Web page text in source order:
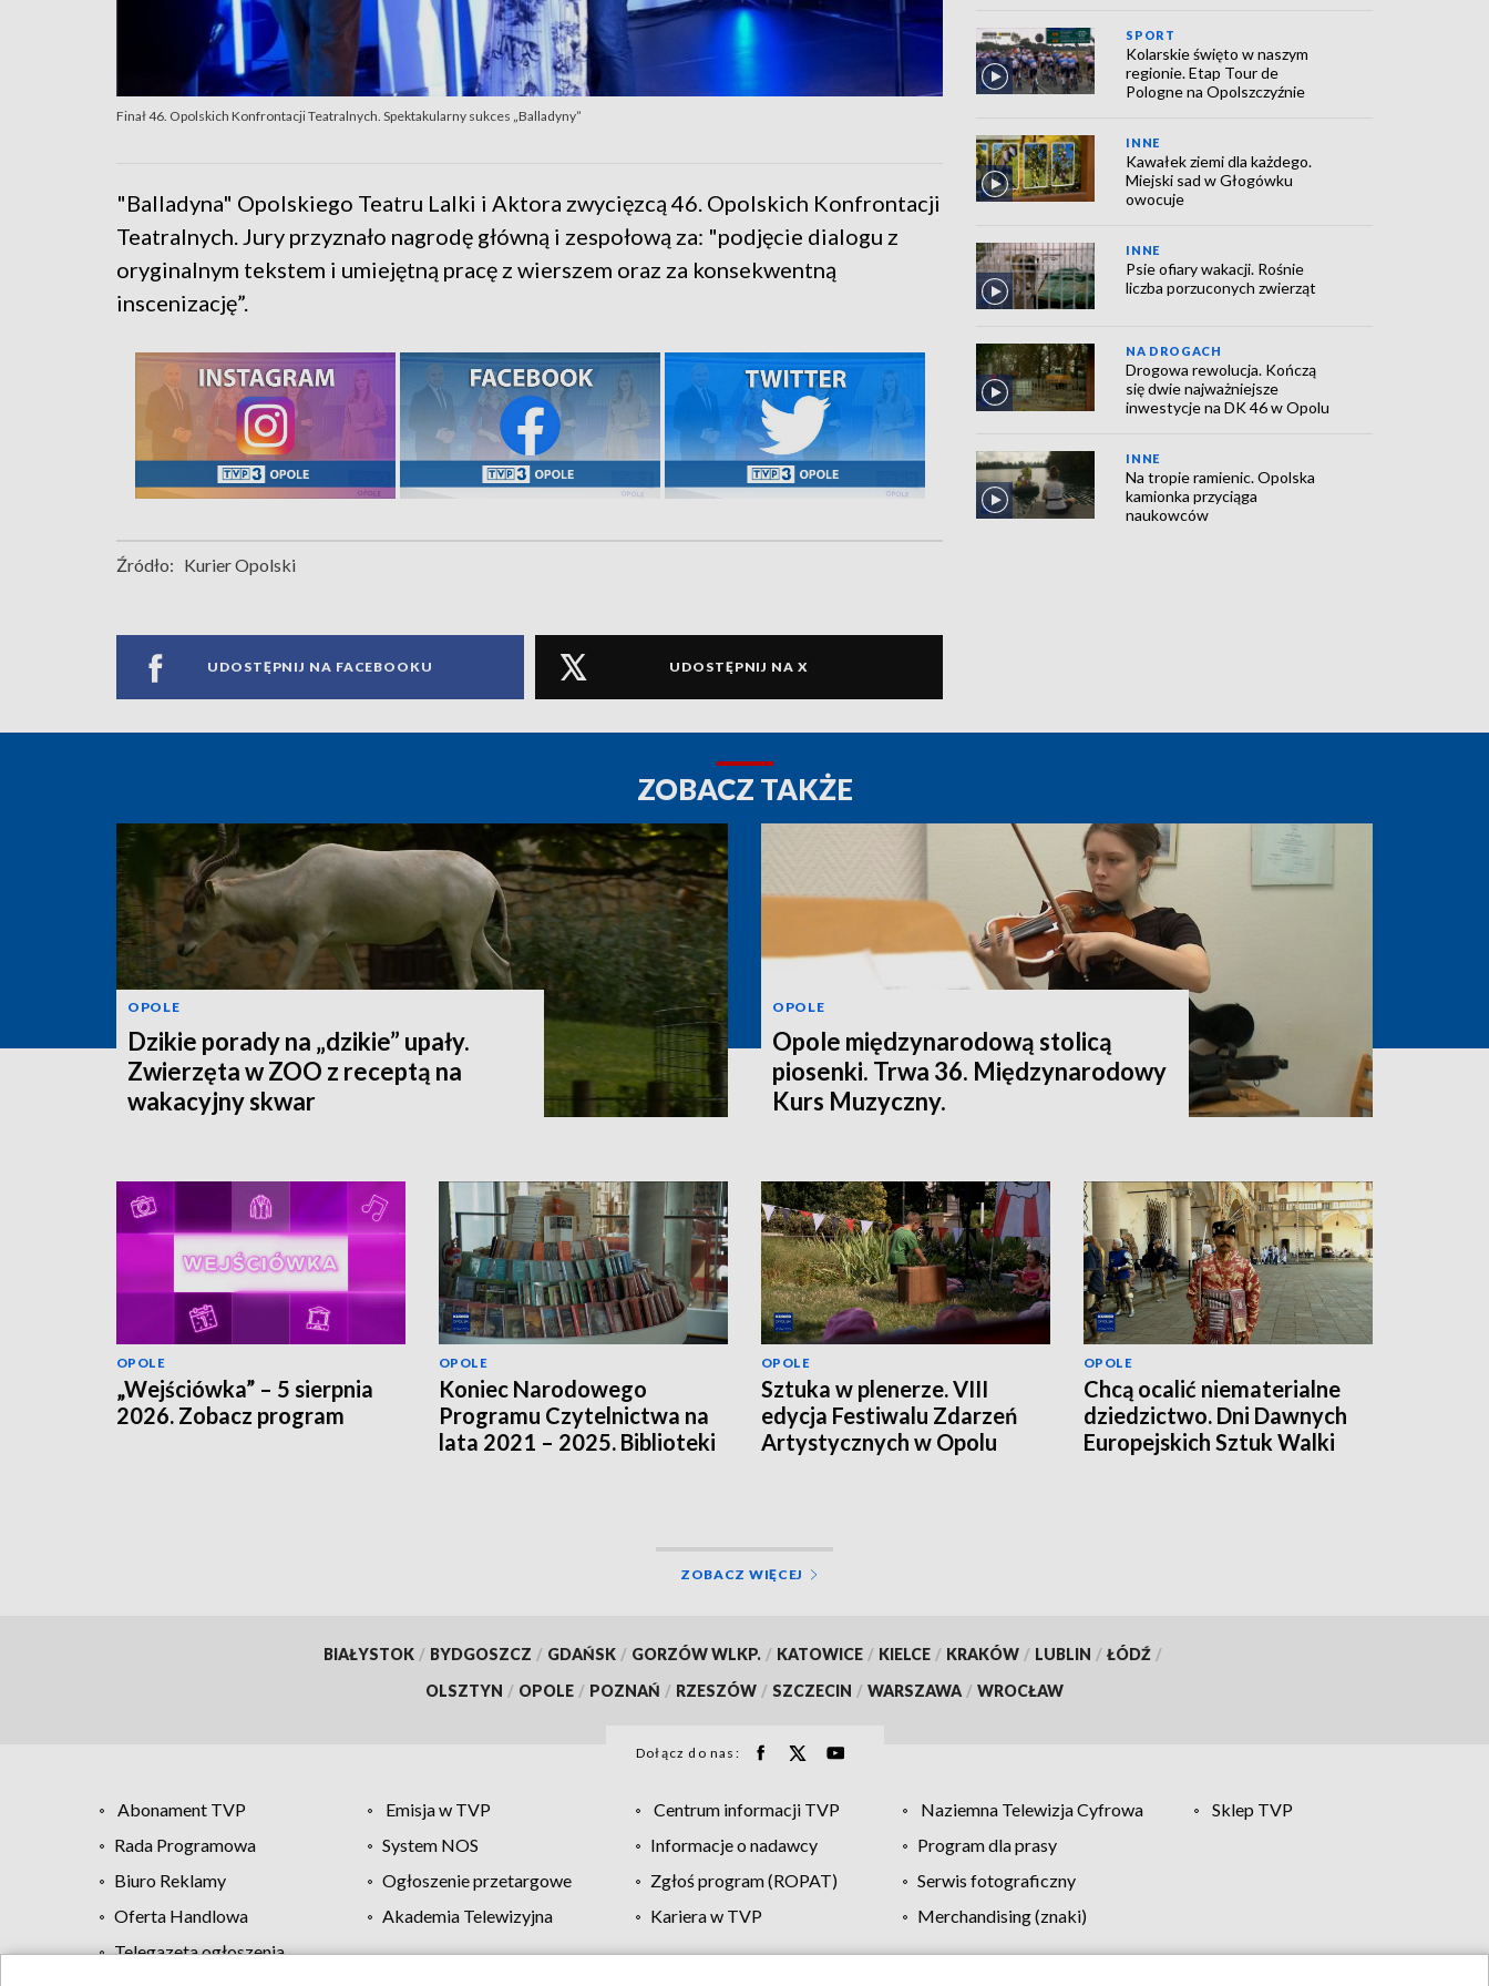
Finał 46. Opolskich Konfrontacji Teatralnych. Spektakularny sukces „Balladyny”
"Balladyna" Opolskiego Teatru Lalki i Aktora zwycięzcą 46. Opolskich Konfrontacji
Teatralnych. Jury przyznało nagrodę główną i zespołową za: "podjęcie dialogu z
oryginalnym tekstem i umiejętną pracę z wierszem oraz za konsekwentną
inscenizację”.
Źródło: Kurier Opolski
UDOSTĘPNIJ NA FACEBOOKU UDOSTĘPNIJ NA X
SPORT
Kolarskie święto w naszym
regionie. Etap Tour de
Pologne na Opolszczyźnie
INNE
Kawałek ziemi dla każdego.
Miejski sad w Głogówku
owocuje
INNE
Psie ofiary wakacji. Rośnie
liczba porzuconych zwierząt
NA DROGACH
Drogowa rewolucja. Kończą
się dwie najważniejsze
inwestycje na DK 46 w Opolu
INNE
Na tropie ramienic. Opolska
kamionka przyciąga
naukowców
ZOBACZ TAKŻE
OPOLE
Dzikie porady na „dzikie” upały.
Zwierzęta w ZOO z receptą na
wakacyjny skwar
OPOLE
Opole międzynarodową stolicą
piosenki. Trwa 36. Międzynarodowy
Kurs Muzyczny.
OPOLE
„Wejściówka” – 5 sierpnia
2026. Zobacz program
OPOLE
Koniec Narodowego
Programu Czytelnictwa na
lata 2021 – 2025. Biblioteki
OPOLE
Sztuka w plenerze. VIII
edycja Festiwalu Zdarzeń
Artystycznych w Opolu
OPOLE
Chcą ocalić niematerialne
dziedzictwo. Dni Dawnych
Europejskich Sztuk Walki
ZOBACZ WIĘCEJ
BIAŁYSTOK / BYDGOSZCZ / GDAŃSK / GORZÓW WLKP. / KATOWICE / KIELCE / KRAKÓW / LUBLIN / ŁÓDŹ /
OLSZTYN / OPOLE / POZNAŃ / RZESZÓW / SZCZECIN / WARSZAWA / WROCŁAW
Dołącz do nas:
Abonament TVP Emisja w TVP Centrum informacji TVP Naziemna Telewizja Cyfrowa
Sklep TVP
Rada Programowa
System NOS Informacje o nadawcy
Program dla prasy
Biuro Reklamy
Ogłoszenie przetargowe Zgłoś program (ROPAT)
Serwis fotograficzny
Oferta Handlowa
Akademia Telewizyjna Kariera w TVP
Merchandising (znaki)
Telegazeta ogłoszenia